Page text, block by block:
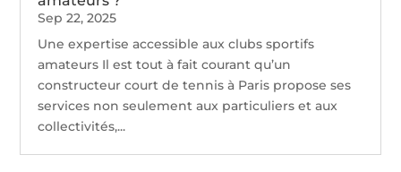
Sep 22, 2025
Une expertise accessible aux clubs sportifs
amateurs Il est tout à fait courant qu’un
constructeur court de tennis à Paris propose ses
services non seulement aux particuliers et aux
collectivités,...